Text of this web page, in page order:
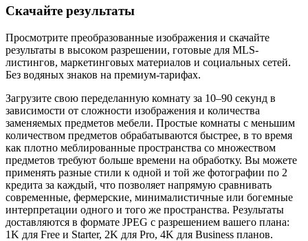
Скачайте результаты
Просмотрите преобразованные изображения и скачайте
результаты в высоком разрешении, готовые для MLS-
листингов, маркетинговых материалов и социальных сетей.
Без водяных знаков на премиум-тарифах.
Загрузите свою переделанную комнату за 10–90 секунд в
зависимости от сложности изображения и количества
заменяемых предметов мебели. Простые комнаты с меньшим
количеством предметов обрабатываются быстрее, в то время
как плотно меблированные пространства со множеством
предметов требуют больше времени на обработку. Вы можете
применять разные стили к одной и той же фотографии по 2
кредита за каждый, что позволяет напрямую сравнивать
современные, фермерские, минималистичные или богемные
интерпретации одного и того же пространства. Результаты
доставляются в формате JPEG с разрешением вашего плана:
1K для Free и Starter, 2K для Pro, 4K для Business планов.